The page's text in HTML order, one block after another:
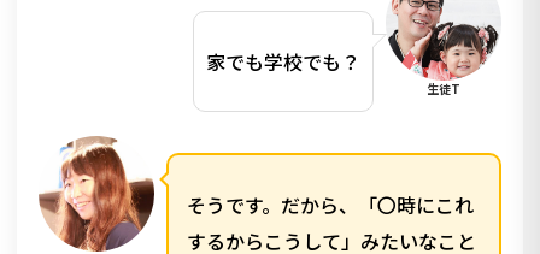
家でも学校でも？
生徒T
そうです。だから、「〇時にこれ
するからこうして」みたいなこと